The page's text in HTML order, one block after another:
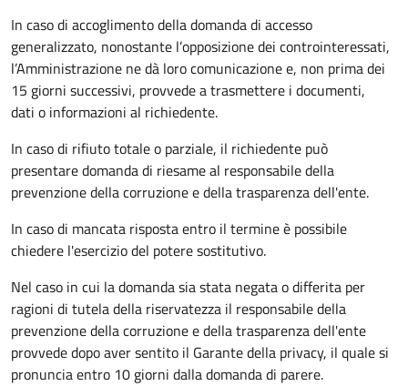
In caso di accoglimento della domanda di accesso
generalizzato, nonostante l’opposizione dei controinteressati,
l’Amministrazione ne dà loro comunicazione e, non prima dei
15 giorni successivi, provvede a trasmettere i documenti,
dati o informazioni al richiedente.
In caso di rifiuto totale o parziale, il richiedente può
presentare domanda di riesame al responsabile della
prevenzione della corruzione e della trasparenza dell'ente.
In caso di mancata risposta entro il termine è possibile
chiedere l'esercizio del potere sostitutivo.
Nel caso in cui la domanda sia stata negata o differita per
ragioni di tutela della riservatezza il responsabile della
prevenzione della corruzione e della trasparenza dell'ente
provvede dopo aver sentito il Garante della privacy, il quale si
pronuncia entro 10 giorni dalla domanda di parere.